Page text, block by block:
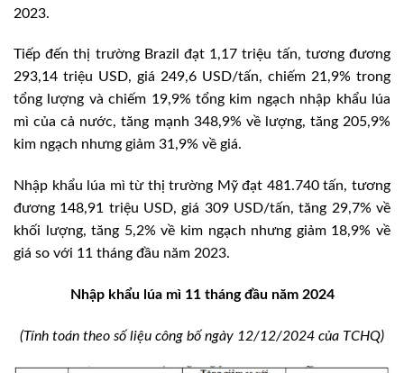
2023.
Tiếp đến thị trường Brazil đạt 1,17 triệu tấn, tương đương
293,14 triệu USD, giá 249,6 USD/tấn, chiếm 21,9% trong
tổng lượng và chiếm 19,9% tổng kim ngạch nhập khẩu lúa
mì của cả nước, tăng mạnh 348,9% về lượng, tăng 205,9%
kim ngạch nhưng giảm 31,9% về giá.
Nhập khẩu lúa mì từ thị trường Mỹ đạt 481.740 tấn, tương
đương 148,91 triệu USD, giá 309 USD/tấn, tăng 29,7% về
khối lượng, tăng 5,2% về kim ngạch nhưng giảm 18,9% về
giá so với 11 tháng đầu năm 2023.
Nhập khẩu lúa mì 11 tháng đầu năm 2024
(Tính toán theo số liệu công bố ngày 12/12/2024 của TCHQ)